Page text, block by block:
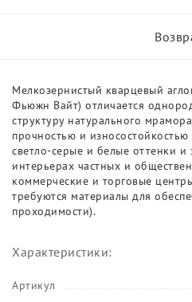
Мелкозернистый кварцевый
Фьюжн Вайт) отличается
структуру натурального
прочностью и
светло-серые и белые оттенки и
интерьерах частных и
коммерческие и торговые
требуются материалы для
проходимости).
Характеристики:
Артикул